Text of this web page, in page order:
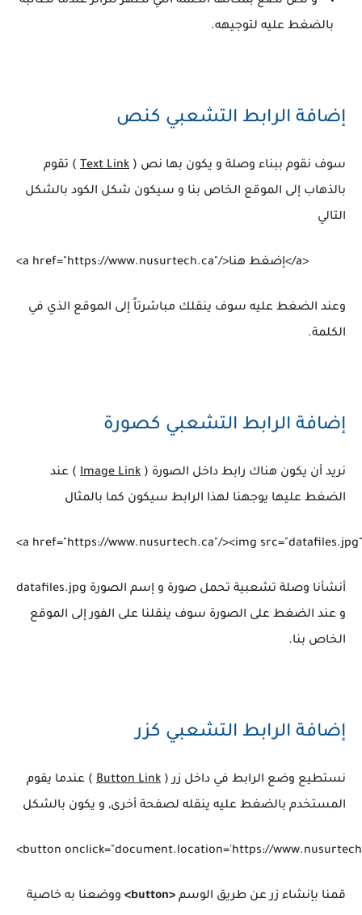
بالضغط عليه لتوجيهه.
إضافة الرابط التشعبي كنص
سوف نقوم ببناء وصلة و يكون بها نص ( Text Link ) تقوم
بالذهاب إلى الموقع الخاص بنا و سيكون شكل الكود بالشكل
التالي
<a href="https://www.nusurtech.ca"/>إضغط هنا</a>
وعند الضغط عليه سوف ينقلك مباشرتاً إلى الموقع الذي في
الكلمة.
إضافة الرابط التشعبي كصورة
نريد أن يكون هناك رابط داخل الصورة ( Image Link ) عند
الضغط عليها يوجهنا لهذا الرابط سيكون كما بالمثال
<a href="https://www.nusurtech.ca"/><img
أنشأنا وصلة تشعبية تحمل صورة و إسم الصورة datafiles.jpg
و عند الضغط على الصورة سوف ينقلنا على الفور إلى الموقع
الخاص بنا.
إضافة الرابط التشعبي كزر
نستطيع وضع الرابط في داخل زر ( Button Link ) عندما يقوم
المستخدم بالضغط عليه ينقله لصفحة أخرى, و يكون بالشكل
قمنا بإنشاء زر عن طريق الوسم <button>
ووضعنا به خاصية